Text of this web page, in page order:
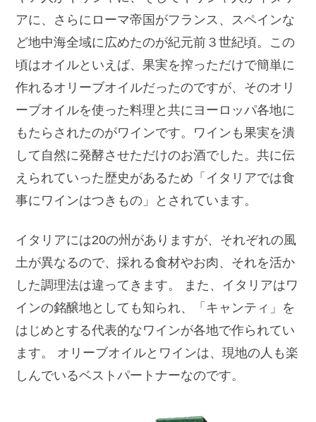
アに、さらにローマ帝国がフランス、スペインな
ど地中海全域に広めたのが紀元前３世紀頃。 この
頃はオイルといえば、果実を搾っただけで簡単に
作れるオリーブオイルだったのですが、そのオリ
ーブオイルを使った料理と共にヨーロッパ各地に
もたらされたのがワインです。 ワインも果実を潰
して自然に発酵させただけのお酒でした。 共に伝
えられていった歴史があるため「イタリアでは食
事にワインはつきもの」とされています。
イタリアには20の州がありますが、それぞれの風
土が異なるので、採れる食材やお肉、それを活か
した調理法は違ってきます。
また、イタリアはワ
インの銘醸地としても知られ、「キャンティ」を
はじめとする代表的なワインが各地で作られてい
ます。
オリーブオイルとワインは、現地の人も楽
しんでいるベストパートナーなのです。